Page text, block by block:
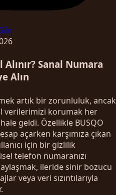
Alınır? Sanal Numara
Alın
artık bir zorunluluk, ancak
verilerimizi korumak her
geldi. Özellikle BUSQO
açarken karşımıza çıkan
için bir gizlilik
telefon numaranızı
ileride sinir bozucu
veya veri sızıntılarıyla